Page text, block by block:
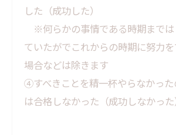
した（成功した）
※何らかの事情である時期までは
ていたがでこれからの時期に努力
場合などは除きます
④すべきことを精一杯やらなかった
は合格しなかった（成功しなかった